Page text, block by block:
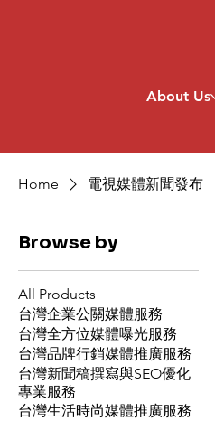
About Us
Home 電視媒體新聞發布
Browse by
All Products
台灣企業公關媒體服務
台灣全方位媒體曝光服務
台灣品牌行銷媒體推廣服務
台灣新聞稿撰寫與SEO優化
專業服務
台灣生活時尚媒體推廣服務